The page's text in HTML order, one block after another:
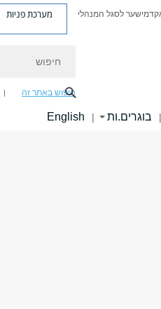
שער לסגל המנהלי מערכת פניות
חיפוש באתר זה
| בוגרים.ות |
English